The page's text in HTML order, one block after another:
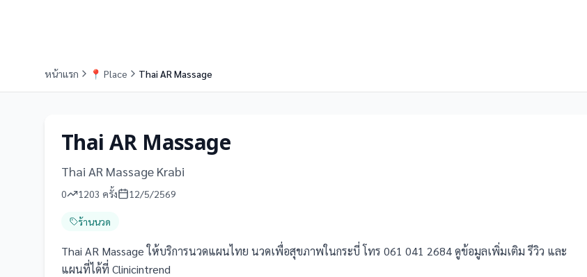
หน้าแรก 📍 Place Thai AR Massage
Thai AR Massage
Thai AR Massage Krabi
0 1203 ครั้ง 12/5/2569
ร้านนวด
Thai AR Massage ให้บริการนวดแผนไทย นวดเพื่อสุขภาพในกระบี่ โทร 061 041 2684 ดูข้อมูลเพิ่มเติม รีวิว และ
แผนที่ได้ที่ Clinicintrend